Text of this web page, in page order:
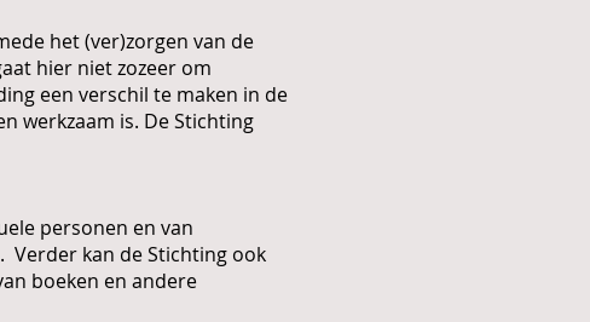
het (ver)zorgen van de
hier niet zozeer om
een verschil te maken in de
werkzaam is. De Stichting
personen en van
Verder kan de Stichting ook
boeken en andere